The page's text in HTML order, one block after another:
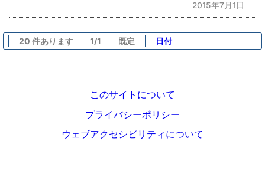
2015年7月1日
20 件あります 1/1 既定 日付
このサイトについて
プライバシーポリシー
ウェブアクセシビリティについて